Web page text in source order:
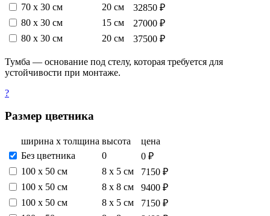
70 х 30 см
20 см
32850 ₽
80 х 30 см
15 см
27000 ₽
80 х 30 см
20 см 37500 ₽
Тумба — основание под стелу, которая требуется для
устойчивости при монтаже.
?
Размер цветника
ширина х толщина высота
цена
Без цветника
0
0 ₽
100 х 50 см
8 х 5 см
7150 ₽
100 х 50 см
8 х 8 см
9400 ₽
100 х 50 см
8 х 5 см
7150 ₽